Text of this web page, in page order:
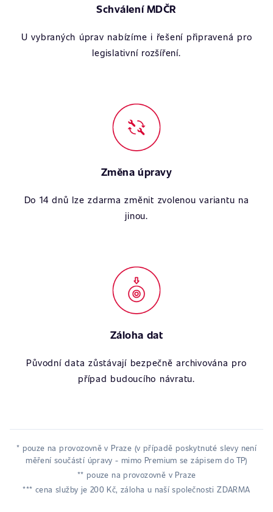
Schválení MDČR
U vybraných úprav nabízíme i řešení připravená pro
legislativní rozšíření.
Změna úpravy
Do 14 dnů lze zdarma změnit zvolenou variantu na
jinou.
Záloha dat
Původní data zůstávají bezpečně archivována pro
případ budoucího návratu.
* pouze na provozovně v Praze (v případě poskytnuté slevy není
měření součástí úpravy - mimo Premium se zápisem do TP)
** pouze na provozovně v Praze
*** cena služby je 200 Kč, záloha u naší společnosti ZDARMA